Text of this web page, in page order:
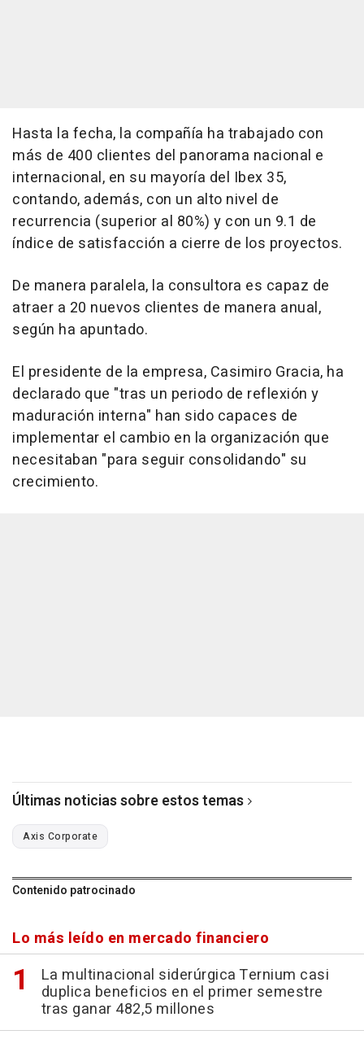
Hasta la fecha, la compañía ha trabajado con
más de 400 clientes del panorama nacional e
internacional, en su mayoría del Ibex 35,
contando, además, con un alto nivel de
recurrencia (superior al 80%) y con un 9.1 de
índice de satisfacción a cierre de los proyectos.
De manera paralela, la consultora es capaz de
atraer a 20 nuevos clientes de manera anual,
según ha apuntado.
El presidente de la empresa, Casimiro Gracia, ha
declarado que "tras un periodo de reflexión y
maduración interna" han sido capaces de
implementar el cambio en la organización que
necesitaban "para seguir consolidando" su
crecimiento.
Últimas noticias sobre estos temas
Axis Corporate
Contenido patrocinado
Lo más leído en mercado financiero
La multinacional siderúrgica Ternium casi
duplica beneficios en el primer semestre
tras ganar 482,5 millones